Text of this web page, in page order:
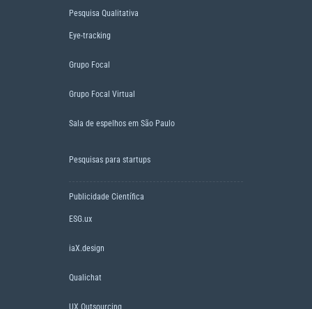
Pesquisa Qualitativa
Eye-tracking
Grupo Focal
Grupo Focal Virtual
Sala de espelhos em São Paulo
Pesquisas para startups
Publicidade Científica
ESG.ux
iaX.design
Qualichat
UX Outsourcing